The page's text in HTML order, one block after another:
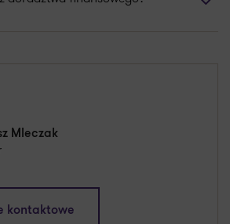
Mleczak
kontaktowe